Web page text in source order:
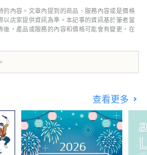
，比如繁華的商店街，充滿了老式的人
這座城市的這種多樣性也與這座城市的
，這座城市居住著來自約 120 個國家
人。
的內容。文章內提到的商品、服務內容或是價格
以店家提供資訊為準。本記事的資訊基於筆者當
後，產品或服務的內容和價格可能會有變更，在
查看更多